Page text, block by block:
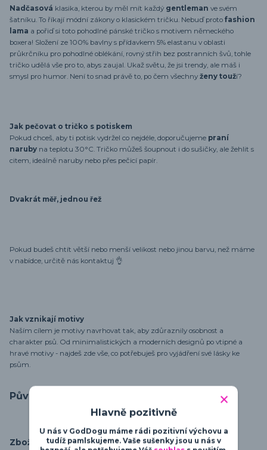
Nadčasová klasika, kterou by měl mít každý gentleman ve svém
šatníku. To říkají módní zákony o klasickém tričku. Nebuď proto fashion
lama a pořiď si toto pohodlné pánské tričko s motivem německého
boxera! Složení ze 100% bavlny s přídavkem 5% elastanu v oblasti
průkrčníku pro pohodlné oblékání, rovný střih bez postranních švů, tohle
tričko udělá vše pro to, abys zaujal. Ukaž světu, že jsi trendy, ale máš i
smysl pro humor. Není to snad právě to, po čem všechny ženy touží?
Jak pečovat o tričko s potiskem
Pokud chceš, aby ti potisk vydržel co nejdéle, doporučujeme praní
naruby na teplotu 30°C. Tričko můžeš šoupnout i do sušičky, ale žehlit s
citem, ideálně naruby nebo přes pečicí papír.
Dvakrát měř, jednou řež
Pokud budeš chtít větší nebo menší velikost nebo jinou barvu, než máme
v nabídce, určitě nás kontaktuj 👌
Jak vznikají motivy
Naším cílem je motivy navrhovat tak, aby zdůraznily osobnost a
charakter psů. Od minimalistických a moderních designů po vtipné a
hravé motivy - najdeš zde vše, co potřebuješ pro vyjádření své lásky ke
psům.
Původ zboží
Zboží zařazeno v kategoriích
Hlavně pozitivně
U nás v GodDogu máme rádi pozitivní výchovu a
tudíž pamlskujeme. Vaše sušenky jsou u nás v